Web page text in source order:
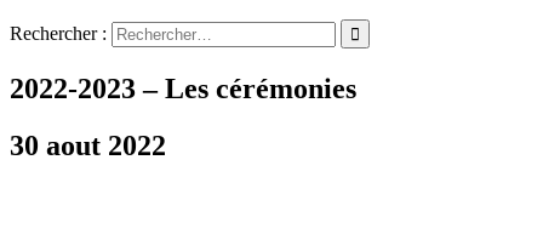
Rechercher :
2022-2023 – Les cérémonies
30 aout 2022